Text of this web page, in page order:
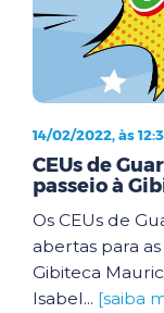
14/02/2022, às
CEUs de
passeio à
Os CEUs de
abertas para
Gibiteca
Isabel... [saiba